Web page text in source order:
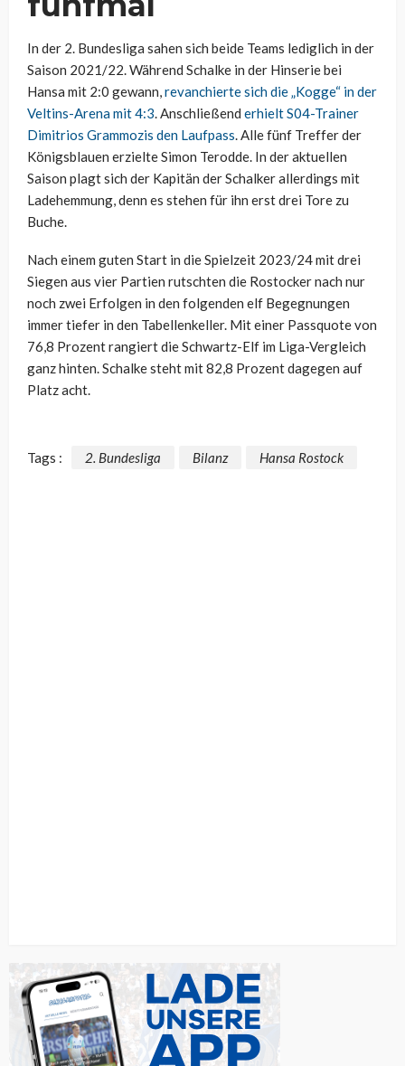
In der 2. Bundesliga sahen sich beide Teams lediglich in der
Saison 2021/22. Während Schalke in der Hinserie bei
Hansa mit 2:0 gewann,revanchierte sich die „Kogge“ in der
Veltins-Arena mit 4:3. Anschließend erhielt S04-Trainer
Dimitrios Grammozis den Laufpass. Alle fünf Treffer der
Königsblauen erzielte Simon Terodde. In der aktuellen
Saison plagt sich der Kapitän der Schalker allerdings mit
Ladehemmung, denn es stehen für ihn erst drei Tore zu
Buche.
Nach einem guten Start in die Spielzeit 2023/24 mit drei
Siegen aus vier Partien rutschten die Rostocker nach nur
noch zwei Erfolgen in den folgenden elf Begegnungen
immer tiefer in den Tabellenkeller. Mit einer Passquote von
76,8 Prozent rangiert die Schwartz-Elf im Liga-Vergleich
ganz hinten. Schalke steht mit 82,8 Prozent dagegen auf
Platz acht.
Tags : 2. Bundesliga Bilanz Hansa Rostock